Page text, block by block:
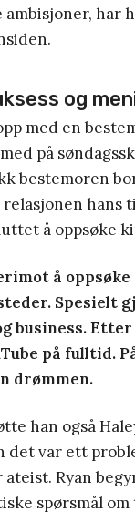
ambisjoner, har
og
med en
på
bestemoren
hans
å oppsøke
å oppsøke
Spesielt
business.
på fulltid.
drømmen.
han også
det var ett
Ryan
spørsmål om